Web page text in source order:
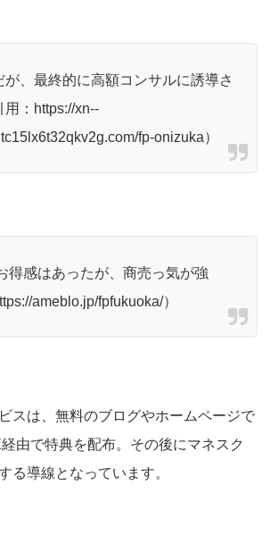
が、最終的に高額コンサルに誘導さ
： https://xn--
fp-onizuka）
得感はあったが、商売っ気が強
ameblo.jp/fpfukuoka/）
スは、無料のブログやホームページで
由で特典を配布。その後にマネスク
る導線となっています。